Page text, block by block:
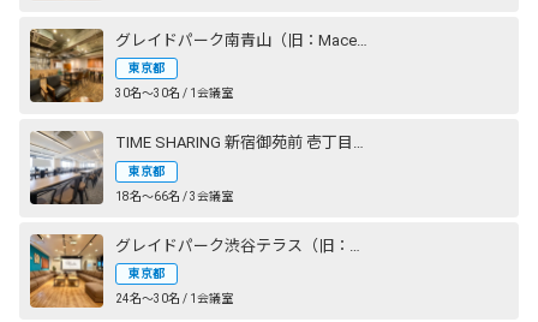
グレイドパーク南青山（旧：Mace南青山）
東京都
30名〜30名 / 1会議室
TIME SHARING 新宿御苑前 壱丁目参番館
東京都
18名〜66名 / 3会議室
東京都
24名〜30名 / 1会議室